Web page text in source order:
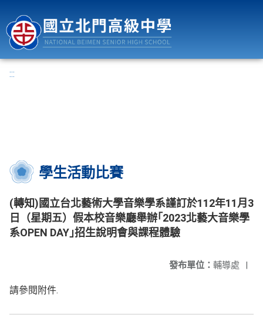
:::
學生活動比賽
(轉知)國立台北藝術大學音樂學系謹訂於112年11月3
日（星期五）假本校音樂廳舉辦｢2023北藝大音樂學
系OPEN DAY｣招生說明會與課程體驗
發布單位： 輔導處 |
請參閱附件.